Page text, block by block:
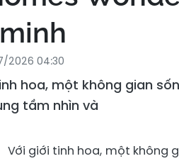
2026 04:30
hoa, một không gian
tầm nhìn và
Với giới tinh hoa, một không